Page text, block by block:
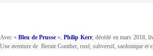
Avec «Bleu de Prusse »,Philip Kerr, décédé en mars 2018,
Une aventure de Bernie Gunther, rusé, subversif, sardonique et